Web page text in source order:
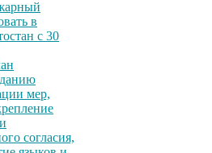
в
с 30
мер,
согласия,